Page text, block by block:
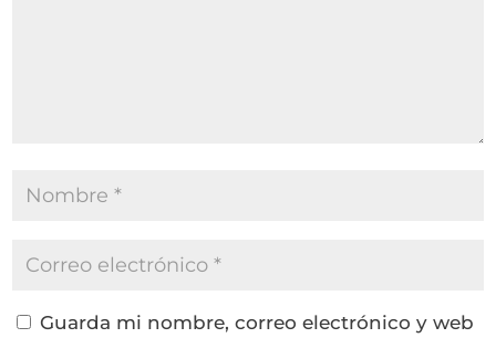
Guarda mi nombre, correo electrónico y web